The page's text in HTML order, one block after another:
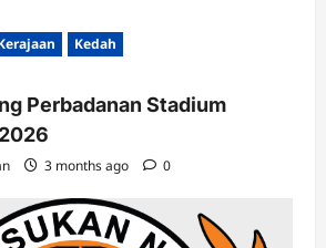
Kedah
Perbadanan Stadium
3 months ago 0